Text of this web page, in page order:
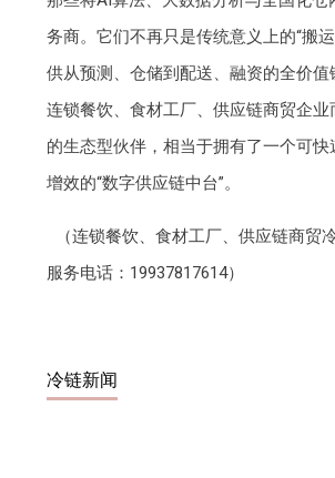
务商。它们不再只是传统意义上的“搬
供从预测、仓储到配送、融资的全价
连锁餐饮、食材工厂、供应链商贸企
的生态型伙伴，相当于拥有了一个可快
增效的“数字供应链中台”。
（连锁餐饮、食材工厂、供应链商贸
服务电话：19937817614）
冷链新闻